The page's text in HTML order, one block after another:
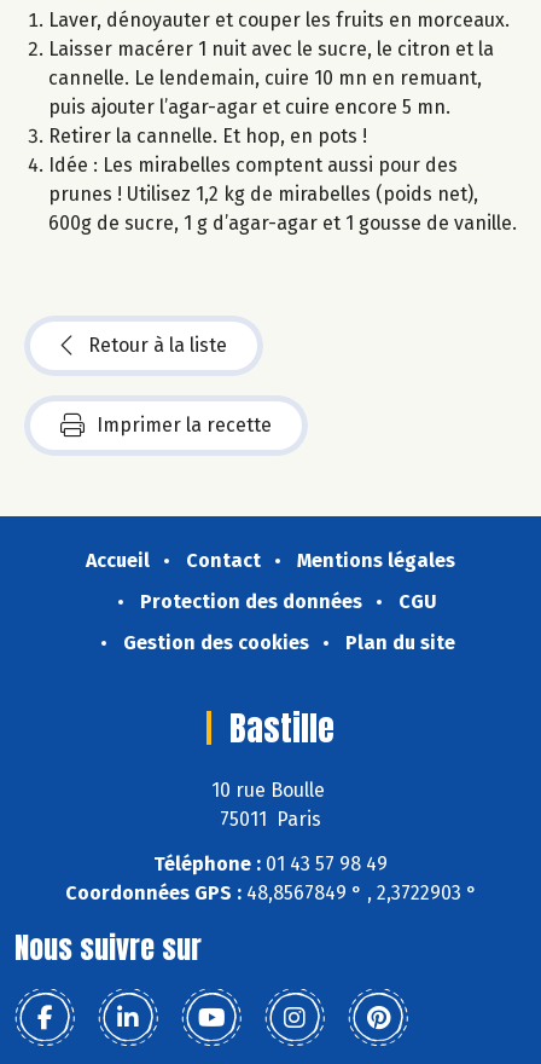
Laver, dénoyauter et couper les fruits en morceaux.
Laisser macérer 1 nuit avec le sucre, le citron et la
cannelle. Le lendemain, cuire 10 mn en remuant,
puis ajouter l’agar-agar et cuire encore 5 mn.
Retirer la cannelle. Et hop, en pots !
Idée : Les mirabelles comptent aussi pour des
prunes ! Utilisez 1,2 kg de mirabelles (poids net),
600g de sucre, 1 g d’agar-agar et 1 gousse de vanille.
Retour à la liste
Imprimer la recette
Accueil Contact
Mentions légales
Protection des données
CGU
Gestion des cookies
Plan du site
Bastille
10 rue Boulle
75011 Paris
Téléphone : 01 43 57 98 49
Coordonnées GPS :48,8567849 ° , 2,3722903 °
Nous suivre sur